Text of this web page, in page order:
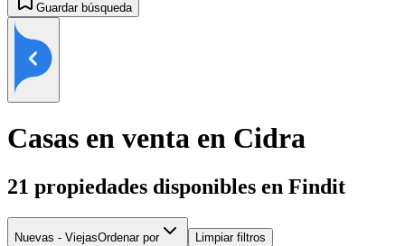
Guardar búsqueda
Casas en venta en Cidra
21 propiedades disponibles en Findit
Nuevas - ViejasOrdenar por Limpiar filtros